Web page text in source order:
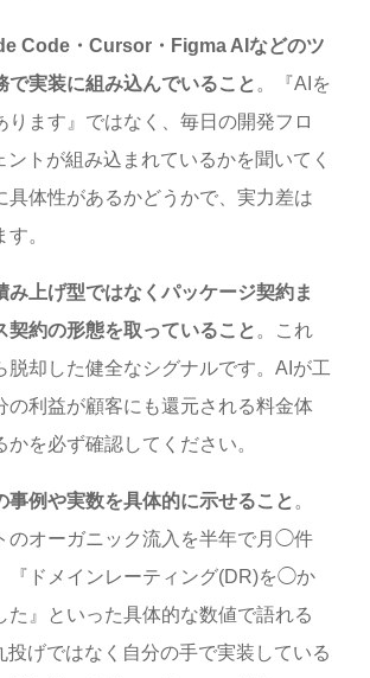
Code・Cursor・Figma AIなどのツ
で実装に組み込んでいること 。『AIを
ります』ではなく、毎日の開発フロ
ントが組み込まれているかを聞いてく
具体性があるかどうかで、実力差は
。
み上げ型ではなくパッケージ契約ま
契約の形態を取っていること 。これ
脱却した健全なシグナルです。AIが工
の利益が顧客にも還元される料金体
かを必ず確認してください。
事例や実数を具体的に示せること 。
のオーガニック流入を半年で月◯件
『ドメインレーティング(DR)を◯か
』といった具体的な数値で語れる
投げではなく自分の手で実装している